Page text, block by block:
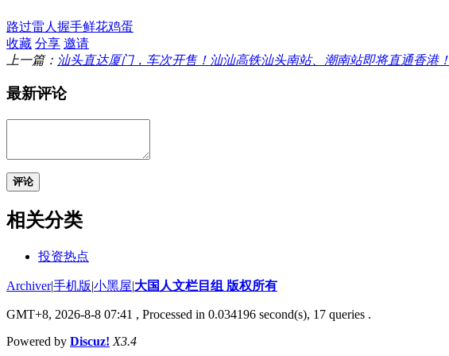
路过雷人 握手鲜花鸡蛋
收藏 分享 邀请
上一篇： 汕头直达厦门，车次开售！汕汕高铁汕头南站、潮南站即将直通香港！
最新评论
评论
相关分类
投资热点
Archiver|手机版|小黑屋|大国人文栏目组 版权所有
GMT+8, 2026-8-8 07:41 , Processed in 0.034196 second(s), 17 queries .
Powered by Discuz! X3.4